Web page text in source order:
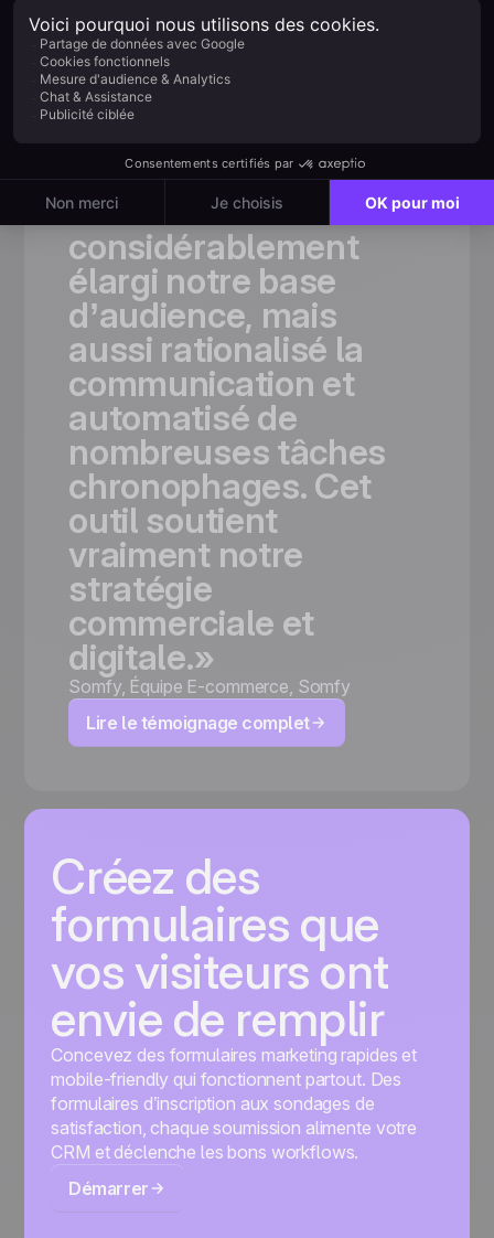
Adopté parles équipes les
plusambitieuses
«GrâceàPositive
User,nousavonsnon
seulement
considérablement
élargi notre base
d’audience, mais
aussi rationalisé la
communication et
automatisé de
nombreuses tâches
chronophages. Cet
outil soutient
vraiment notre
stratégie
commerciale et
digitale.»
Somfy, Équipe E-commerce, Somfy
Lire le témoignage complet
Créez des
formulaires que
vos visiteurs ont
envie de remplir
Concevez des formulaires marketing rapides et
mobile-friendly qui fonctionnent partout. Des
formulaires d’inscription aux sondages de
satisfaction, chaque soumission alimente votre
CRM et déclenche les bons workflows.
Démarrer